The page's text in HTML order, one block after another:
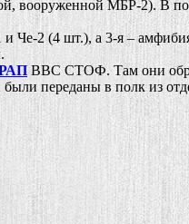
вооруженной МБР-2). В
2 (4 шт.), а 3-я –
ВВС СТОФ. Там они
переданы в полк из